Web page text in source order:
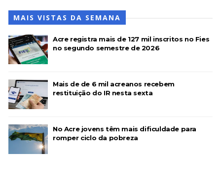
MAIS VISTAS DA SEMANA
Acre registra mais de 127 mil inscritos no Fies
no segundo semestre de 2026
Mais de de 6 mil acreanos recebem
restituição do IR nesta sexta
No Acre jovens têm mais dificuldade para
romper ciclo da pobreza